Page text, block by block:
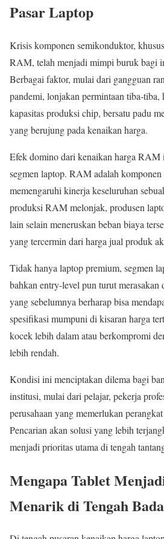
Pasar Laptop
Krisis komponen semikonduktor,
RAM, telah menjadi mimpi buruk bagi
Berbagai faktor, mulai dari gangguan
pandemi, lonjakan permintaan tiba-tiba,
kapasitas produksi chip, bersatu padu
yang berujung pada kenaikan harga.
Efek domino dari kenaikan harga RAM
segmen laptop. RAM adalah komponen
memengaruhi kinerja keseluruhan
produksi RAM melonjak, produsen
lain selain meneruskan beban biaya
yang tercermin dari harga jual produk
Tidak hanya laptop premium, segmen
bahkan entry-level pun turut merasakan
yang sebelumnya berharap bisa
spesifikasi mumpuni di kisaran harga
kocek lebih dalam atau berkompromi
lebih rendah.
Kondisi ini menciptakan dilema bagi
institusi, mulai dari pelajar, pekerja
perusahaan yang memerlukan
Pencarian akan solusi yang lebih
menjadi prioritas utama di tengah
Mengapa Tablet
Menarik di Tengah